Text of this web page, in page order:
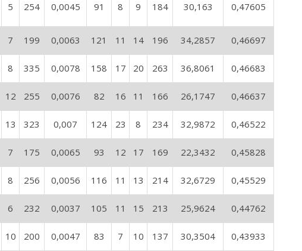
5 254 0,0045 91 8 9 184 30,163 0,47605
7 199 0,0063 121 11 14 196 34,2857 0,46697
8 335 0,0078 158 17 20 263 36,8061 0,46683
12 255 0,0076 82 16 11 166 26,1747 0,46637
13 323 0,007 124 23 8 234 32,9872 0,46522
7 175 0,0065 93 12 17 169 22,3432 0,45828
8 256 0,0056 116 11 13 214 32,6729 0,45529
6 232 0,0037 105 11 15 213 25,9624 0,44762
10 200 0,0047 83 7 10 137 30,3504 0,43933